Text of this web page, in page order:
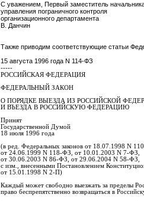
С уважением, Первый заместитель
управления пограничного контроля
организационного департамента
В. Данчин
Также приводим соответствующие статьи
15 августа 1996 года N 114-ФЗ
-----
РОССИЙСКАЯ ФЕДЕРАЦИЯ
ФЕДЕРАЛЬНЫЙ ЗАКОН
О ПОРЯДКЕ ВЫЕЗДА ИЗ РОССИЙСКОЙ
И ВЪЕЗДА В РОССИЙСКУЮ ФЕДЕРАЦИЮ
Принят
Государственной Думой
18 июля 1996 года
(в ред. Федеральных законов от 18.07.1998 N
от 24.06.1999 N 118-ФЗ, от 10.01.2003 N 7-ФЗ,
от 30.06.2003 N 86-ФЗ, от 29.06.2004 N 58-ФЗ,
с изм., внесенными Постановлением
от 15.01.1998 N 2-П)
Каждый может свободно выезжать за пределы
право беспрепятственно возвращаться в